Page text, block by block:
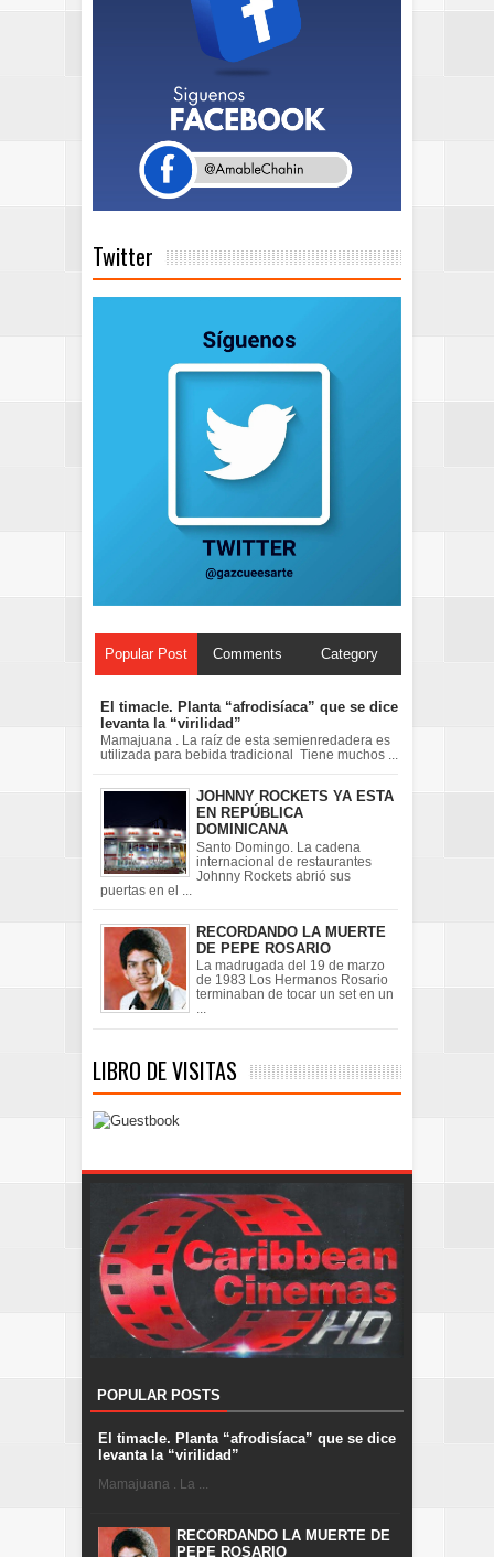
Twitter
Popular Post Comments Category
El timacle. Planta “afrodisíaca” que se dice
levanta la “virilidad”
Mamajuana . La raíz de esta semienredadera es
utilizada para bebida tradicional Tiene muchos ...
JOHNNY ROCKETS YA ESTA
EN REPÚBLICA
DOMINICANA
Santo Domingo. La cadena
internacional de restaurantes
Johnny Rockets abrió sus
puertas en el ...
RECORDANDO LA MUERTE
DE PEPE ROSARIO
La madrugada del 19 de marzo
de 1983 Los Hermanos Rosario
terminaban de tocar un set en un
...
LIBRO DE VISITAS
POPULAR POSTS
El timacle. Planta “afrodisíaca” que se dice
levanta la “virilidad”
Mamajuana . La ...
RECORDANDO LA MUERTE DE
PEPE ROSARIO